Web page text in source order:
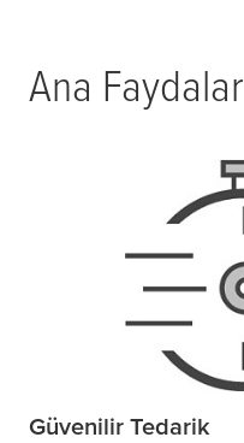
Ana Faydalar
Güvenilir Tedarik